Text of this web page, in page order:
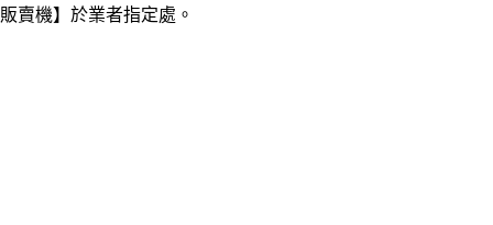
販賣機】 於業者指定處 。